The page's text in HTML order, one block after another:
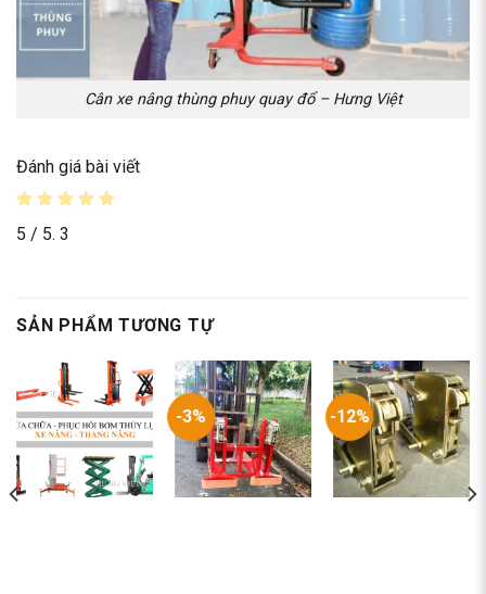
Cân xe nâng thùng phuy quay đổ – Hưng Việt
Đánh giá bài viết
5 / 5. 3
SẢN PHẨM TƯƠNG TỰ
-3% -12%